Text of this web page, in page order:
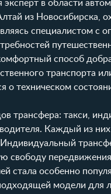
эксперт в области
из Новосибирска,
специалистом
способ
транспорта
о техническом
трансфера: такси,
Каждый из
свободу
стала особенно
модели для